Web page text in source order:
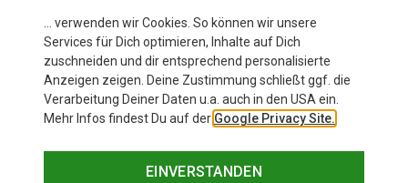
… verwenden wir Cookies. So können wir unsere
Services für Dich optimieren, Inhalte auf Dich
zuschneiden und dir entsprechend personalisierte
Anzeigen zeigen. Deine Zustimmung schließt ggf. die
Verarbeitung Deiner Daten u.a. auch in den USA ein.
Mehr Infos findest Du auf der Google Privacy Site.
EINVERSTANDEN